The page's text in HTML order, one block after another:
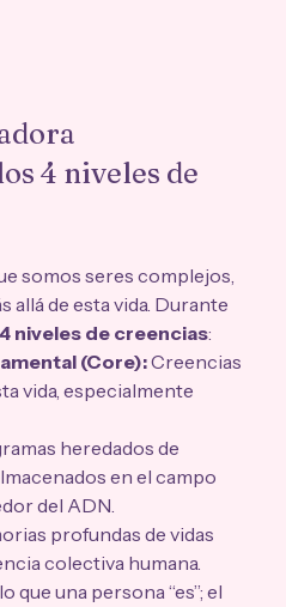
4 niveles de
somos seres complejos,
allá de esta vida. Durante
4 niveles de creencias:
(Core): Creencias
vida, especialmente
heredados de
en el campo
del ADN.
profundas de vidas
colectiva humana.
que una persona “es”; el